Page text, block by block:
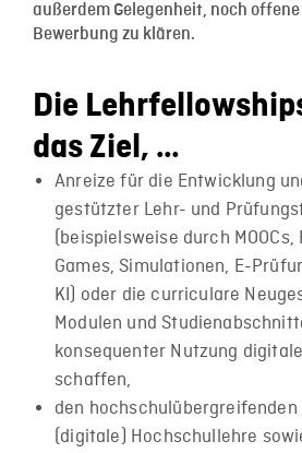
außerdem Gelegenheit, noch
Bewerbung zu klären.
Die
das Ziel, …
Anreize für die Entwicklung
gestützter Lehr- und
(beispielsweise durch
Games, Simulationen, E-
KI) oder die curriculare
Modulen und
konsequenter Nutzung
schaffen,
den
(digitale) Hochschullehre